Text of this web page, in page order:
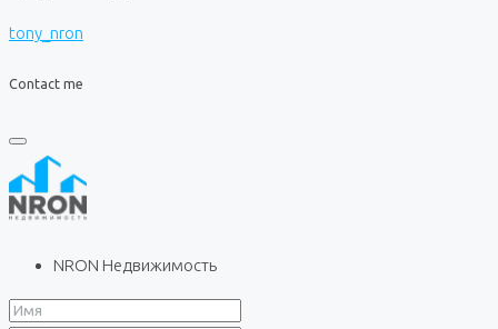
tony_nron
Contact me
NRON Недвижимость